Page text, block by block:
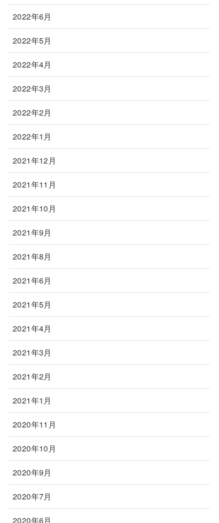
2022年6月
2022年5月
2022年4月
2022年3月
2022年2月
2022年1月
2021年12月
2021年11月
2021年10月
2021年9月
2021年8月
2021年6月
2021年5月
2021年4月
2021年3月
2021年2月
2021年1月
2020年11月
2020年10月
2020年9月
2020年7月
2020年6月